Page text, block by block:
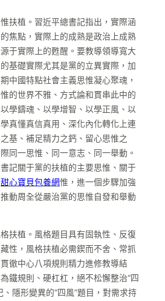
扶植。習近平總書記指出，實際涵
焦點，實際上的成熟是政治上成熟
于實際上的甦醒。要教導領導寬大
基礎實際尤其是黨的立異實際，加
中國特點社會主義思惟凝心聚魂，
的世界不雅、方式論和貫串此中的
學鑄魂、以學增智、以學正風、以
真懂真信真用、深化內化轉化上連
基、補足精力之鈣、留心思惟之
同一思惟、同一意志、同一舉動。
記關于黨的扶植的主要思惟、關于
甜心寶貝包養網惟，進一個步驟加強
動周全從嚴治黨的思惟自發和舉動
扶植。風格題目具有固執性、反復
性，風格扶植必需鍥而不舍、常抓
徹中心八項規則精力進修教導結
鐵規則、硬杠杠，絕不松懈整治“四
、隱形變異的“四風”題目，對需求持